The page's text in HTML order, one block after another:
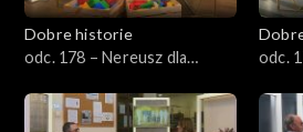
Dobre historie
odc. 178 – Nereusz dla
odc.